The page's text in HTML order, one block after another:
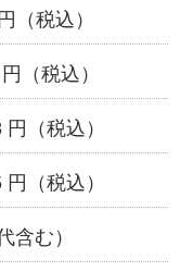
（税込）
（税込）
円（税込）
円（税込）
含む）